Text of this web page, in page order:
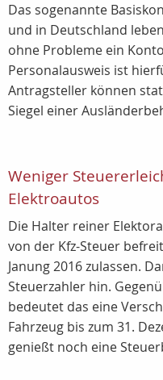
Das sogenannte
und in Deutschland
ohne Probleme ein
Personalausweis ist
Antragsteller können
Siegel einer
Weniger
Elektroautos
Die Halter reiner
von der Kfz-Steuer
Janung 2016 zulassen.
Steuerzahler hin.
bedeutet das eine
Fahrzeug bis zum 31.
genießt noch eine